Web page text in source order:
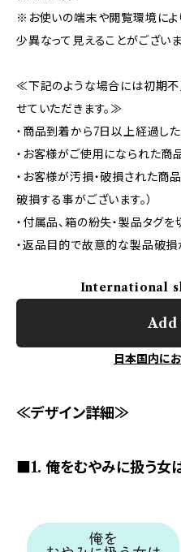
※お使いの端末や閲覧環境によ
少異なって見えることがございま
≪下記のような場合には初期不
せていただきます。≫
・商品到着から7日以上経過し
・お客様がご使用になられた商
・お客様が汚損・破損された商
破損する事がございます。）
・付属品、箱の紛失・製品タグを
・返品目的で故意的な製品破
International
Add
日本国内に
≪デザイン詳細≫
■1. 俺をむやみに扱う女